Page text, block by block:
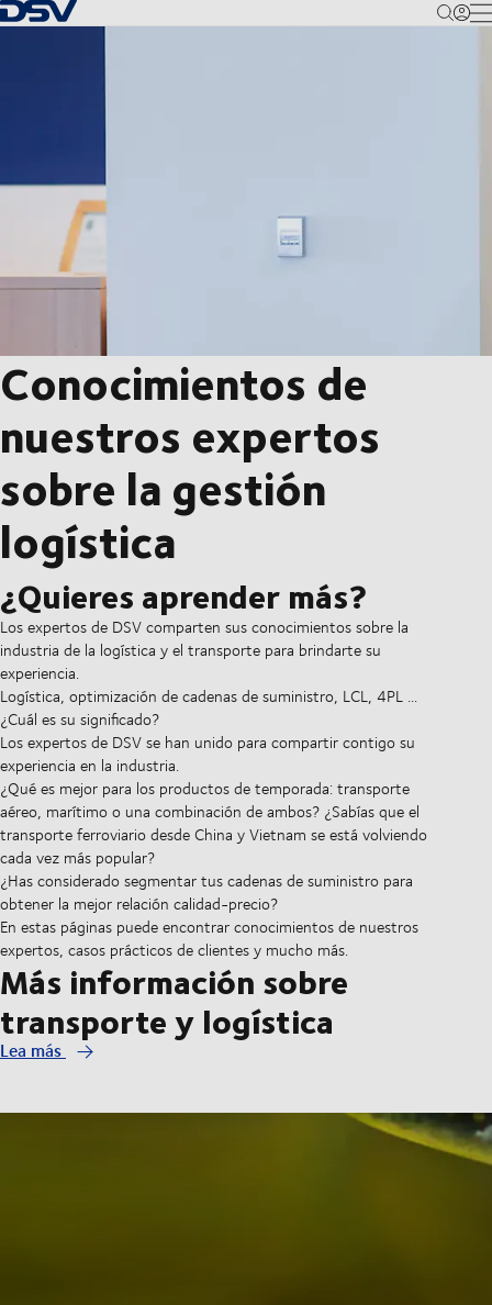
Volver a la página principal
Conocimientos de
nuestros expertos
sobre la gestión
logística
¿Quieres aprender más?
Los expertos de DSV comparten sus conocimientos sobre la
industria de la logística y el transporte para brindarte su
experiencia.
Logística, optimización de cadenas de suministro, LCL, 4PL ...
¿Cuál es su significado?
Los expertos de DSV se han unido para compartir contigo su
experiencia en la industria.
¿Qué es mejor para los productos de temporada: transporte
aéreo, marítimo o una combinación de ambos? ¿Sabías que el
transporte ferroviario desde China y Vietnam se está volviendo
cada vez más popular?
¿Has considerado segmentar tus cadenas de suministro para
obtener la mejor relación calidad-precio?
En estas páginas puede encontrar conocimientos de nuestros
expertos, casos prácticos de clientes y mucho más.
Más información sobre
transporte y logística
Lea más